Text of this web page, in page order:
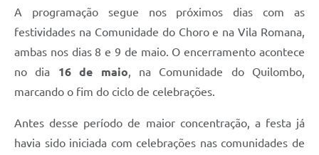
A programação segue nos próximos dias com as
festividades na Comunidade do Choro e na Vila Romana,
ambas nos dias 8 e 9 de maio. O encerramento acontece
no dia 16 de maio , na Comunidade do Quilombo,
marcando o fim do ciclo de celebrações.
Antes desse período de maior concentração, a festa já
havia sido iniciada com celebrações nas comunidades de